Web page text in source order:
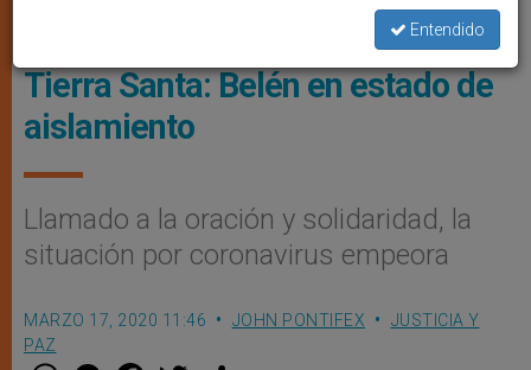
Plaza Del Pesebre, Belén © Friends Of The Holy Land
Tierra Santa: Belén en estado de
aislamiento
Llamado a la oración y solidaridad, la
situación por coronavirus empeora
MARZO 17, 2020 11:46 JOHN PONTIFEX
JUSTICIA Y
PAZ
Entendido